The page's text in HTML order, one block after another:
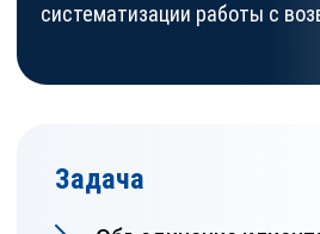
систематизации работы с
Задача